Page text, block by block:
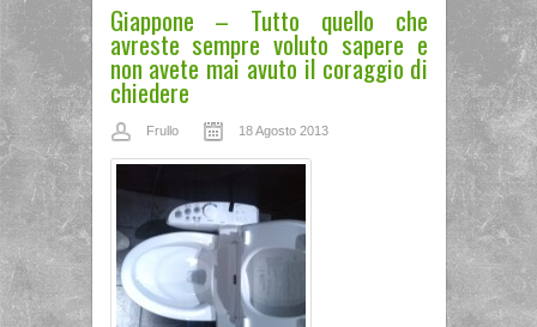
Giappone – Tutto quello che
avreste sempre voluto sapere e
non avete mai avuto il coraggio di
chiedere
Frullo 18 Agosto 2013